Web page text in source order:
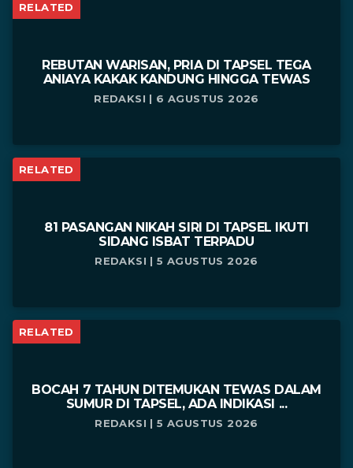
RELATED
REBUTAN WARISAN, PRIA DI TAPSEL TEGA
ANIAYA KAKAK KANDUNG HINGGA TEWAS
REDAKSI | 6 AGUSTUS 2026
RELATED
81 PASANGAN NIKAH SIRI DI TAPSEL IKUTI
SIDANG ISBAT TERPADU
REDAKSI | 5 AGUSTUS 2026
RELATED
BOCAH 7 TAHUN DITEMUKAN TEWAS DALAM
SUMUR DI TAPSEL, ADA INDIKASI ...
REDAKSI | 5 AGUSTUS 2026